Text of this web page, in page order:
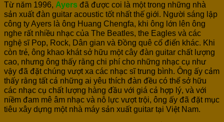
Từ năm 1996, Ayers đã được coi là một trong những nhà
sản xuất đàn guitar acoustic tốt nhất thế giới. Người sáng lập
công ty Ayers là ông Huang Chengfa, khi ông lớn lên ông
nghe rất nhiều nhạc của The Beatles, the Eagles và các
nghệ sĩ Pop, Rock, Dân gian và Đồng quê cổ điển khác. Khi
còn trẻ, ông khao khát sở hữu một cây đàn guitar chất lượng
cao, nhưng ông thấy rằng chi phí cho những nhạc cụ như
vậy đã đặt chúng vượt xa các nhạc sĩ trung bình. Ông ấy cảm
thấy rằng tất cả những ai yêu thích đàn đều có thể sở hữu
các nhạc cụ chất lượng hàng đầu với giá cả hợp lý, và với
niềm đam mê âm nhạc và nỗ lực vượt trội, ông ấy đã đặt mục
tiêu xây dựng một nhà máy sản xuất guitar tại Việt Nam.